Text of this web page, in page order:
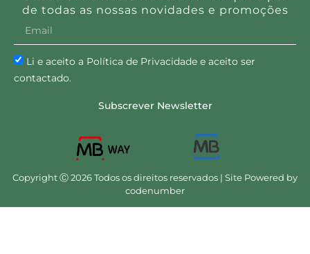
de todas as nossas novidades e promoções
Li e aceito a Política de Privacidade e aceito ser
contactado.
Subscrever Newsletter
Copyright Ⓒ 2026 Todos os direitos reservados | Site Powered by
codenumber